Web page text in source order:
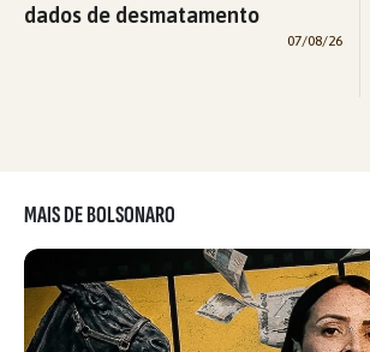
dados de desmatamento
07/08/26
MAIS DE BOLSONARO